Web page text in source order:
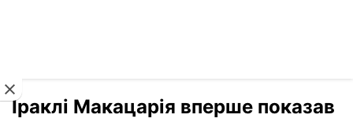
Іраклі Макацарія вперше показав